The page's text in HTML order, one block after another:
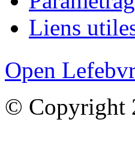
Liens
Open
© Copyright